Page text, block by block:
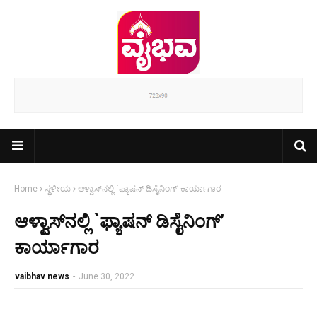
Home ಸ್ಥಳೀಯ ಆಳ್ವಾಸ್‌ನಲ್ಲಿ `ಫ್ಯಾಷನ್ ಡಿಸೈನಿಂಗ್’ ಕಾರ್ಯಾಗಾರ
ಆಳ್ವಾಸ್‌ನಲ್ಲಿ `ಫ್ಯಾಷನ್ ಡಿಸೈನಿಂಗ್’
ಕಾರ್ಯಾಗಾರ
vaibhav news - June 30, 2022